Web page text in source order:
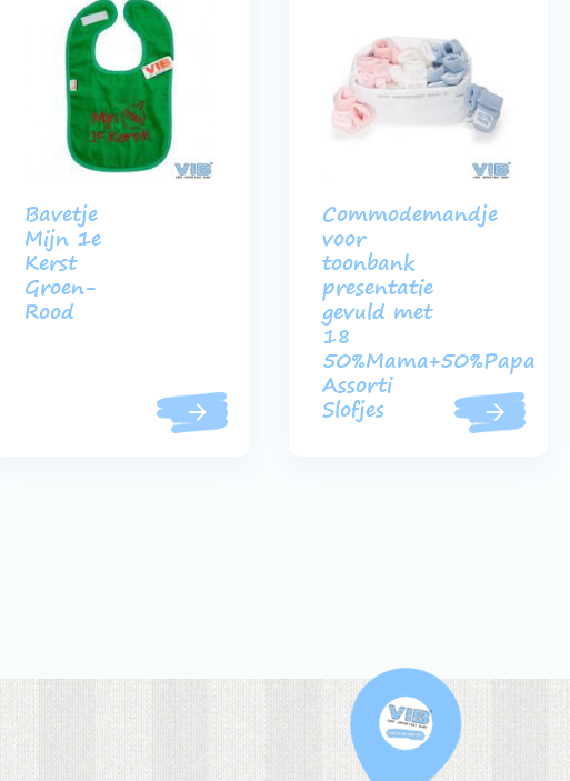
Bavetje
Mijn 1e
Kerst
Groen-
Rood
Commodemandje
voor
toonbank
presentatie
gevuld met
18
50%Mama+50%Papa
Assorti
Slofjes